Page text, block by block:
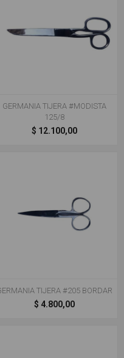
GERMANIA TIJERA #MODISTA
125/8
$ 12.100,00
TIJERA #205 BORDAR
$ 4.800,00